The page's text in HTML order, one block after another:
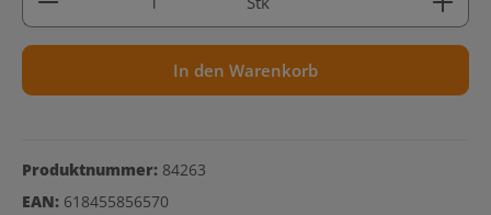
In den Warenkorb
Produktnummer: 84263
EAN: 618455856570